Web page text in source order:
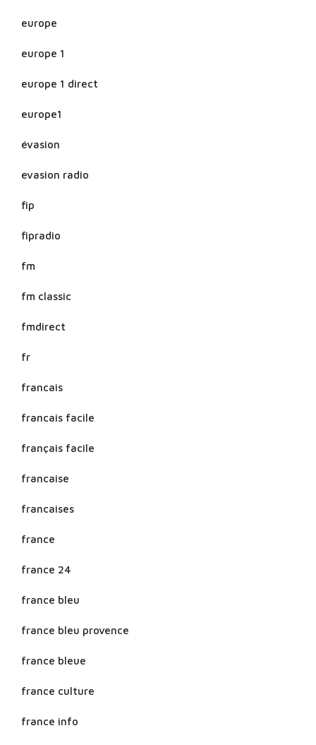
europe
europe 1
europe 1 direct
europe1
évasion
evasion radio
fip
fipradio
fm
fm classic
fmdirect
fr
francais
francais facile
français facile
francaise
francaises
france
france 24
france bleu
france bleu provence
france bleue
france culture
france info